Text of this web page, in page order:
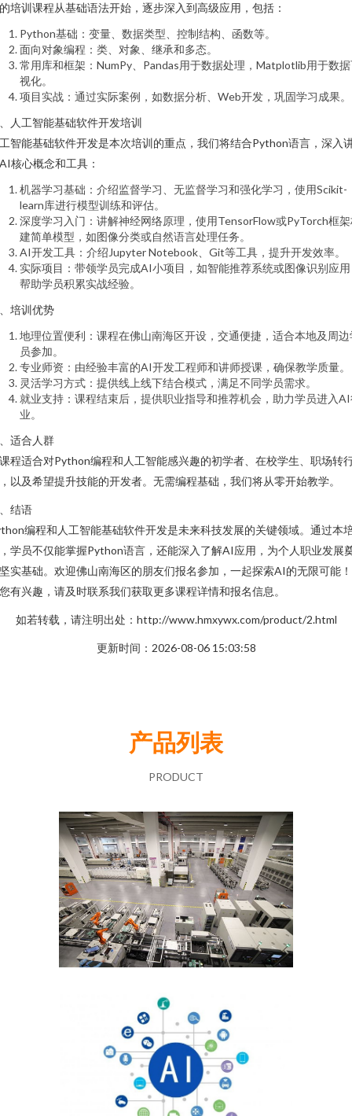
培训课程从基础语法开始，逐步深入到高级应用，包括：
Python基础：变量、数据类型、控制结构、函数等。
面向对象编程：类、对象、继承和多态。
常用库和框架：NumPy、Pandas用于数据处理，Matplotlib用于数
视化。
项目实战：通过实际案例，如数据分析、Web开发，巩固学习成果。
人工智能基础软件开发培训
智能基础软件开发是本次培训的重点，我们将结合Python语言，深入
核心概念和工具：
机器学习基础：介绍监督学习、无监督学习和强化学习，使用Scikit-
learn库进行模型训练和评估。
深度学习入门：讲解神经网络原理，使用TensorFlow或PyTorch框
建简单模型，如图像分类或自然语言处理任务。
AI开发工具：介绍Jupyter Notebook、Git等工具，提升开发效率。
实际项目：带领学员完成AI小项目，如智能推荐系统或图像识别应
帮助学员积累实战经验。
培训优势
地理位置便利：课程在佛山南海区开设，交通便捷，适合本地及周边
员参加。
专业师资：由经验丰富的AI开发工程师和讲师授课，确保教学质量。
灵活学习方式：提供线上线下结合模式，满足不同学员需求。
就业支持：课程结束后，提供职业指导和推荐机会，助力学员进入
业。
适合人群
程适合对Python编程和人工智能感兴趣的初学者、在校学生、职场转
以及希望提升技能的开发者。无需编程基础，我们将从零开始教学。
结语
编程和人工智能基础软件开发是未来科技发展的关键领域。通过本
学员不仅能掌握Python语言，还能深入了解AI应用，为个人职业发展
实基础。欢迎佛山南海区的朋友们报名参加，一起探索AI的无限可能
有兴趣，请及时联系我们获取更多课程详情和报名信息。
如若转载，请注明出处：http://www.hmxywx.com/product/2.html
更新时间：2026-08-06 15:03:58
产品列表
PRODUCT